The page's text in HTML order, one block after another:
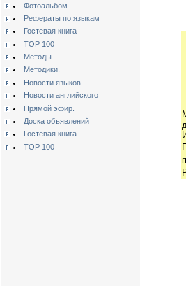
Фотоальбом
Рефераты по языкам
Гостевая книга
TOP 100
Методы.
Методики.
Новости языков
Новости английского
Прямой эфир.
Доска объявлений
Гостевая книга
TOP 100